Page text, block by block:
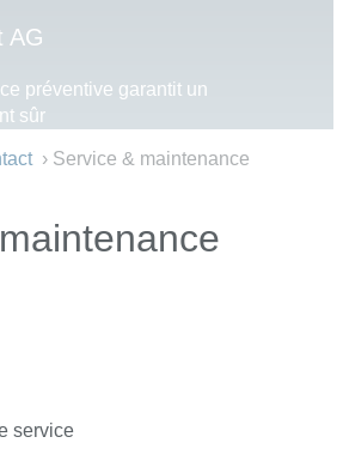
AG
préventive garantit un
sûr
› Service & maintenance
service